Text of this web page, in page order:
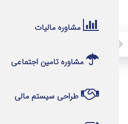
مشاوره مالیات
مشاوره تامین اجتماعی
طراحی سیستم مالی